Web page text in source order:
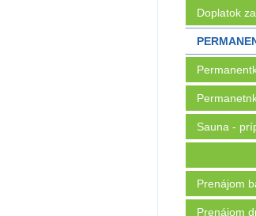
Doplatok
Sauna -
Prenájom
Prenájom